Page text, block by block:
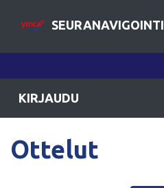
SEURANAVIGOINTI
KIRJAUDU
Ottelut